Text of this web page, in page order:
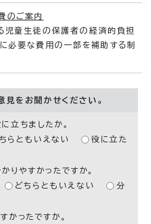
のご案内
児童生徒の保護者の経済的負担
必要な費用の一部を補助する制
見をお聞かせください。
立ちましたか。
らともいえない
役に立た
りやすかったですか。
どちらともいえない
分
かったですか。